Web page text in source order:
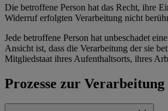
Die betroffene Person hat das Recht, ihre
Widerruf erfolgten Verarbeitung nicht
Jede betroffene Person hat unbeschadet
Ansicht ist, dass die Verarbeitung der sie
Mitgliedstaat ihres Aufenthaltsorts, ihres
Prozesse zur